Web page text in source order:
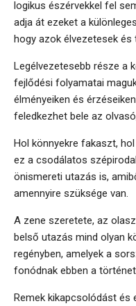
logikus észérvekkel fel
adja át ezeket a
hogy azok élvezetesek és
Legélvezetesebb része a
fejlődési folyamatai
élményeiken és
feledkezhet bele az
Hol könnyekre fakaszt,
ez a csodálatos
önismereti utazás is,
amennyire szüksége van.
A zene szeretete, az
belső utazás mind olyan
regényben, amelyek a
fonódnak ebben a
Remek kikapcsolódást és